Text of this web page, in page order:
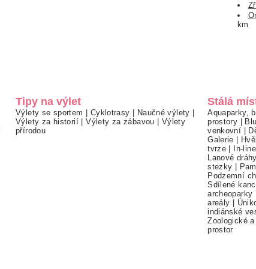
km
Tipy na výlet
Výlety se sportem | Cyklotrasy | Naučné výlety |
Výlety za historií |Výlety za zábavou | Výlety
přírodou
Stálá
Aquaparky,
prostory |
venkovní |
Galerie |
tvrze | In-
Lanové dráhy
stezky |
Podzemní
Sdílené
archeoparky
areály |
indiánské
Zoologické
prostor